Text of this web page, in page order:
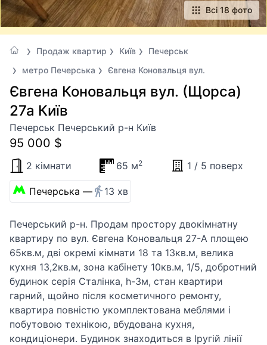
Всі 18 фото
Продаж квартир Київ
Печерськ
метро Печерська
Євгена Коновальця вул.
Євгена Коновальця вул. (Щорса)
27а Київ
Печерськ Печерський р-н Київ
95 000 $
2 кімнати 65 м2 1 / 5 поверх
Печерська — 13 хв
Печерський р-н. Продам простору двокімнатну
квартиру по вул. Євгена Коновальця 27-А площею
65кв.м, дві окремі кімнати 18 та 13кв.м, велика
кухня 13,2кв.м, зона кабінету 10кв.м, 1/5, добротний
будинок серія Сталінка, h-3м, стан квартири
гарний, щойно після косметичного ремонту,
квартира повністю укомплектована меблями і
побутовою технікою, вбудована кухня,
кондиціонери. Будинок знаходиться в lругій лінії